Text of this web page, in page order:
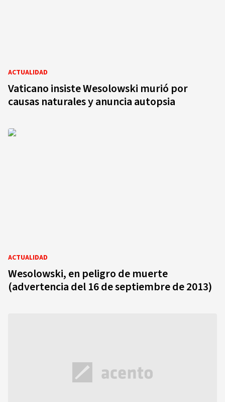
ACTUALIDAD
Vaticano insiste Wesolowski murió por
causas naturales y anuncia autopsia
ACTUALIDAD
Wesolowski, en peligro de muerte
(advertencia del 16 de septiembre de 2013)